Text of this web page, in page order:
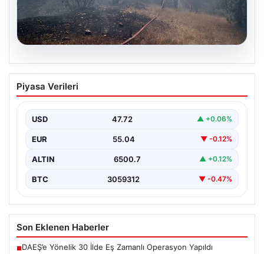
Bursa Büyükorhan’daki orman yangını
başarıyla kontrol altına alındı
geçtiğimiz saatlerde meydana gelen büyük orman
yangını, yerel…
Piyasa Verileri
USD 47.72 ▲ +0.06%
EUR 55.04 ▼ -0.12%
ALTIN 6500.7 ▲ +0.12%
BTC 3059312 ▼ -0.47%
Son Eklenen Haberler
■DAEŞ’e Yönelik 30 İlde Eş Zamanlı Operasyon Yapıldı